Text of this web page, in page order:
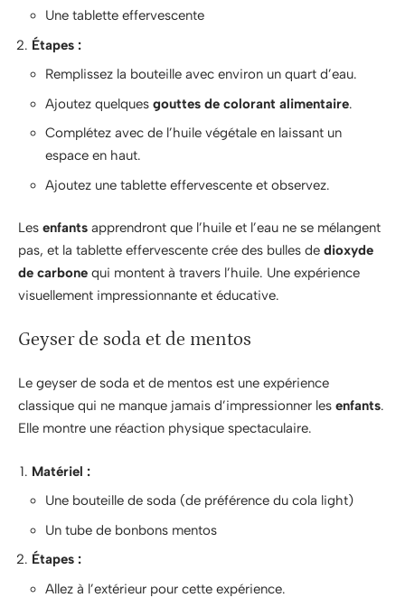
Une tablette effervescente
Étapes :
Remplissez la bouteille avec environ un quart d’eau.
Ajoutez quelques gouttes de colorant alimentaire.
Complétez avec de l’huile végétale en laissant un
espace en haut.
Ajoutez une tablette effervescente et observez.
Les enfants apprendront que l’huile et l’eau ne se mélangent
pas, et la tablette effervescente crée des bulles de dioxyde
de carbone qui montent à travers l’huile. Une expérience
visuellement impressionnante et éducative.
Geyser de soda et de mentos
Le geyser de soda et de mentos est une expérience
classique qui ne manque jamais d’impressionner les enfants.
Elle montre une réaction physique spectaculaire.
Matériel :
Une bouteille de soda (de préférence du cola light)
Un tube de bonbons mentos
Étapes :
Allez à l’extérieur pour cette expérience.